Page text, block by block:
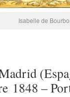
Isabelle de
1848 –